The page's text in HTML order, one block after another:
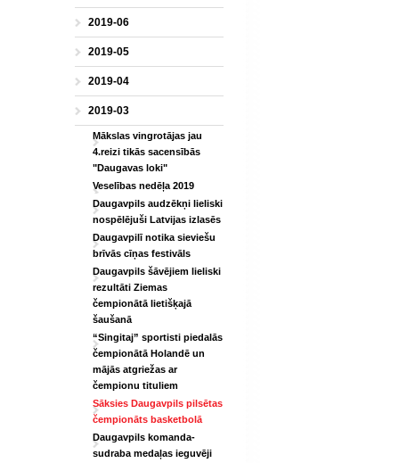
2019-06
2019-05
2019-04
2019-03
Mākslas vingrotājas jau
4.reizi tikās sacensībās
"Daugavas loki"
Veselības nedēļa 2019
Daugavpils audzēkņi lieliski
nospēlējuši Latvijas izlasēs
Daugavpilī notika sieviešu
brīvās cīņas festivāls
Daugavpils šāvējiem lieliski
rezultāti Ziemas
čempionātā lietišķajā
šaušanā
“Singitaj” sportisti piedalās
čempionātā Holandē un
mājās atgriežas ar
čempionu tituliem
Sāksies Daugavpils pilsētas
čempionāts basketbolā
Daugavpils komanda-
sudraba medaļas ieguvēji